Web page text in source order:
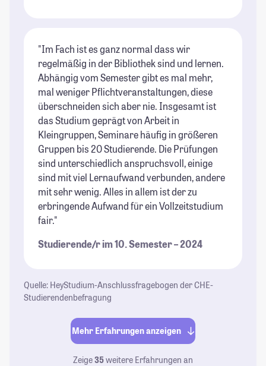
"Im Fach ist es ganz normal dass wir
regelmäßig in der Bibliothek sind und lernen.
Abhängig vom Semester gibt es mal mehr,
mal weniger Pflichtveranstaltungen, diese
überschneiden sich aber nie. Insgesamt ist
das Studium geprägt von Arbeit in
Kleingruppen, Seminare häufig in größeren
Gruppen bis 20 Studierende. Die Prüfungen
sind unterschiedlich anspruchsvoll, einige
sind mit viel Lernaufwand verbunden, andere
mit sehr wenig. Alles in allem ist der zu
erbringende Aufwand für ein Vollzeitstudium
fair."
Studierende/r im 10. Semester – 2024
Quelle: HeyStudium-Anschlussfragebogen der CHE-
Studierendenbefragung
Mehr Erfahrungen anzeigen
Zeige35weitere Erfahrungen an